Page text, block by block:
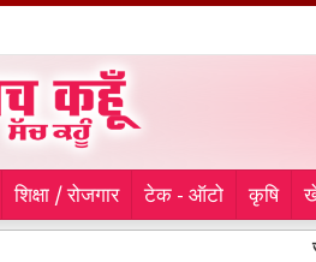
शिक्षा / रोजगार टेक - ऑटो कृषि
जानलेवा